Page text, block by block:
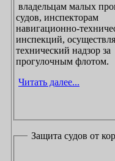
владельцам малых прогулочных
судов, инспекторам
навигационно-
инспекций,
технический надзор за
прогулочным флотом.
Читать далее...
Защита